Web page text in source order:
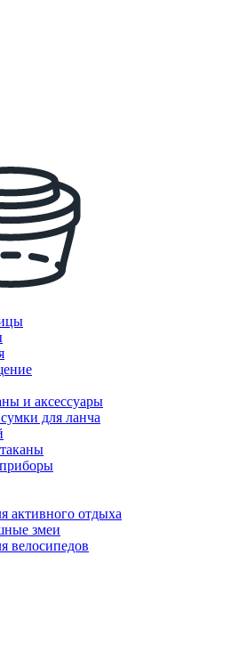
и аксессуары
для ланча
активного отдыха
змеи
велосипедов